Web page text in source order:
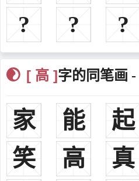
高顺汉末三国，吕布帐下中郎
好饮酒，所统率的部队精锐非常，号
高干东汉，并州牧，袁绍外甥。
高沛三国，刘璋麾下名将
参加北伐曹魏的战争，并于公元231
马懿。官至杂号大将军，封玄乡侯。
高柔三国，曹魏大臣，任廷尉
时出任司空，随后仕途高升，在高
营，以假节行大将军事。数年后荣升
?
? ?
[ 高 ]字的同笔画 -
家 能 起
笑
高 真